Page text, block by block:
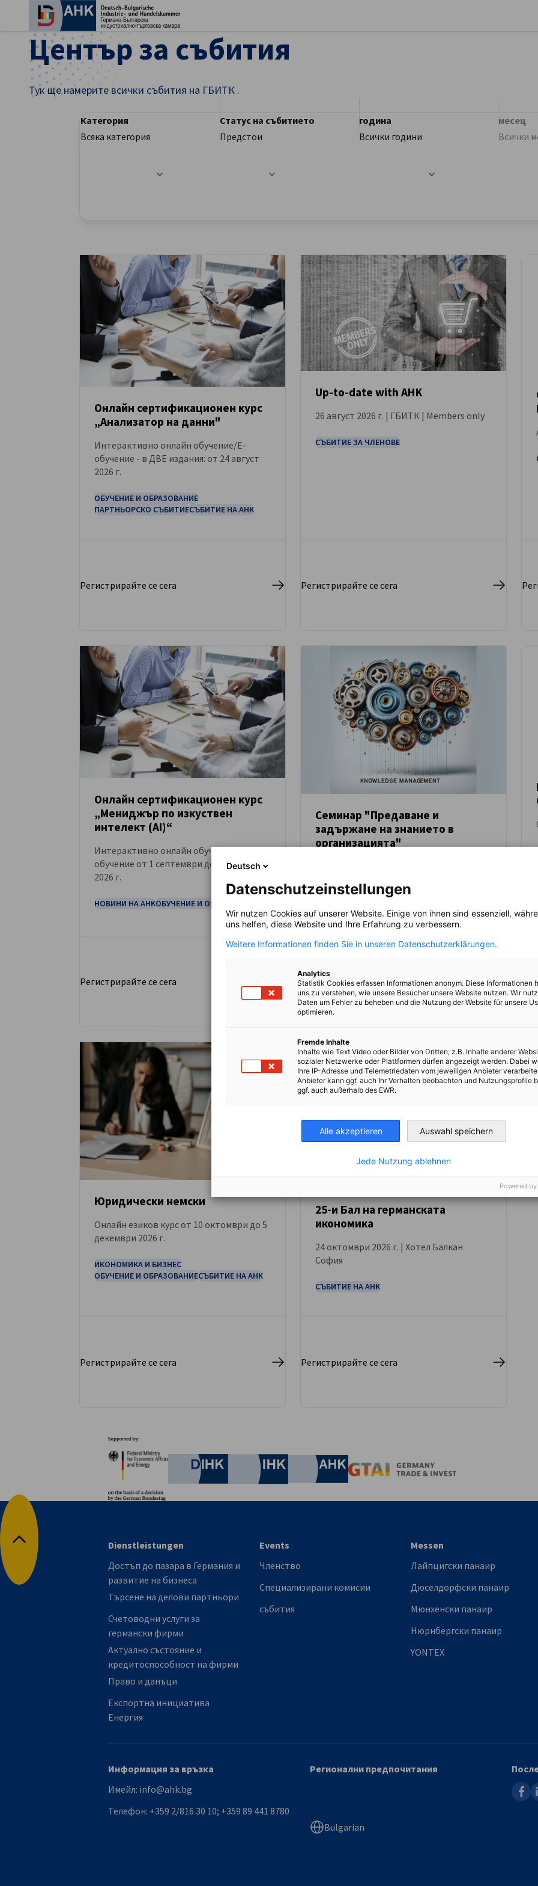
Bulgaria
Център за събития
Тук ще намерите всички събития на ГБИТК .
Опциите на филтъра са актуализирани успешно
Категория
Всяка категория
Статус на събитието
Предстои
година
Всички години
месец
Всички
Онлайн сертификационен курс
„Анализатор на данни"
Интерактивно онлайн обучение/E-
обучение - в ДВЕ издания: от 24 август
2026 г.
ОБУЧЕНИЕ И ОБРАЗОВАНИЕ
ПАРТНЬОРСКО СЪБИТИЕСЪБИТИЕ НА AHK
Регистрирайте се сега
СЪБИТИЕ
Up-to-date with AHK
26 август 2026 г. | ГБИТК | Members only
СЪБИТИЕ ЗА ЧЛЕНОВЕ
Регистрирайте се сега
СЪБИТИЕ
Онлайн сертификационен курс
„Мениджър по изкуствен
интелект (AI)“
Интерактивно онлайн обучение/E-
обучение от 1 септември до 10 декември
2026 г.
НОВИНИ НА AHKОБУЧЕНИЕ И ОБРАЗОВАНИЕ
Регистрирайте се сега
СЪБИТИЕ
Семинар "Предаване и
задържане на знанието в
организацията"
Регистрирайте се сега
СЪБИТИЕ
Юридически немски
Онлайн езиков курс от 10 октомври до 5
декември 2026 г.
ИКОНОМИКА И БИЗНЕС
ОБУЧЕНИЕ И ОБРАЗОВАНИЕСЪБИТИЕ НА AHK
Регистрирайте се сега
25-и Бал на германската
икономика
24 октомври 2026 г. | Хотел Балкан
София
СЪБИТИЕ НА AHK
Регистрирайте се сега
Партньори
German Chamber of Commerce and Industry
Chamber of Commerce and Industry
AHK.de
Обратно в началото
Dienstleistungen
Достъп до пазара в Германия и
развитие на бизнеса
Търсене на делови партньори
Счетоводни услуги за
германски фирми
Актуално състояние и
кредитоспособност на фирми
Право и данъци
Експортна инициатива
Енергия
Events
Членство
Специализирани комисии
събития
Messen
Лайпцигски панаир
Дюселдорфски панаир
Мюнхенски панаир
Нюрнбергски панаир
YONTEX
Информация за връзка
Имейл: info@ahk.bg
Телефон: +359 2/816 30 10; +359 89 441 8780
Регионални предпочитания
Bulgarian
Deutsch
Datenschutzeinstellungen
Wir nutzen Cookies auf unserer Website. Einige von ihnen sind essenziell,
uns helfen, diese Website und Ihre Erfahrung zu verbessern.
Weitere Informationen finden Sie in unseren Datenschutzerklärungen.
Analytics
Statistik Cookies erfassen Informationen anonym. Diese Informationen
uns zu verstehen, wie unsere Besucher unsere Website nutzen. Wir
Daten um Fehler zu beheben und die Nutzung der Website für unsere
optimieren.
Fremde Inhalte
Inhalte wie Text Video oder Bilder von Dritten, z.B. Inhalte anderer
sozialer Netzwerke oder Plattformen dürfen angezeigt werden. Dabei
Ihre IP-Adresse und Telemetriedaten vom jeweiligen Anbieter
Anbieter kann ggf. auch Ihr Verhalten beobachten und Nutzungsprofile
ggf. auch außerhalb des EWR.
Alle akzeptieren Auswahl speichern
Jede Nutzung ablehnen
Powered by